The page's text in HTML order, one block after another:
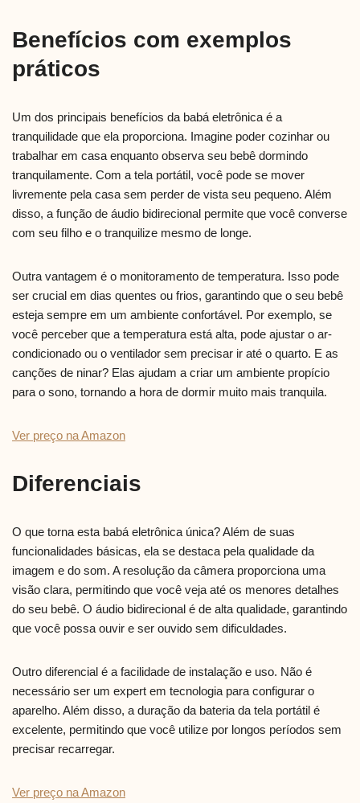
Benefícios com exemplos
práticos
Um dos principais benefícios da babá eletrônica é a
tranquilidade que ela proporciona. Imagine poder cozinhar ou
trabalhar em casa enquanto observa seu bebê dormindo
tranquilamente. Com a tela portátil, você pode se mover
livremente pela casa sem perder de vista seu pequeno. Além
disso, a função de áudio bidirecional permite que você converse
com seu filho e o tranquilize mesmo de longe.
Outra vantagem é o monitoramento de temperatura. Isso pode
ser crucial em dias quentes ou frios, garantindo que o seu bebê
esteja sempre em um ambiente confortável. Por exemplo, se
você perceber que a temperatura está alta, pode ajustar o ar-
condicionado ou o ventilador sem precisar ir até o quarto. E as
canções de ninar? Elas ajudam a criar um ambiente propício
para o sono, tornando a hora de dormir muito mais tranquila.
Ver preço na Amazon
Diferenciais
O que torna esta babá eletrônica única? Além de suas
funcionalidades básicas, ela se destaca pela qualidade da
imagem e do som. A resolução da câmera proporciona uma
visão clara, permitindo que você veja até os menores detalhes
do seu bebê. O áudio bidirecional é de alta qualidade, garantindo
que você possa ouvir e ser ouvido sem dificuldades.
Outro diferencial é a facilidade de instalação e uso. Não é
necessário ser um expert em tecnologia para configurar o
aparelho. Além disso, a duração da bateria da tela portátil é
excelente, permitindo que você utilize por longos períodos sem
precisar recarregar.
Ver preço na Amazon